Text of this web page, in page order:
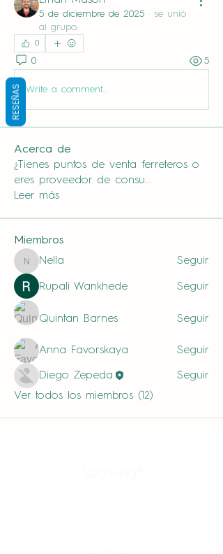
5 de diciembre de 2025 · se unió
al grupo.
0
0 5
Write a comment...
Acerca de
¿Tienes puntos de venta ferreteros o
eres proveedor de consu...
Leer más
Miembros
Nella
Nella Seguir
Rupali Wankhede Seguir
Quintan Barnes Seguir
Anna Favorskaya Seguir
Diego Zepeda
Seguir
Ver todos los miembros (12)
RESEÑAS